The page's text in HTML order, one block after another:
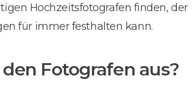
Hochzeitsfotografen finden, der
für immer festhalten kann.
Fotografen aus?